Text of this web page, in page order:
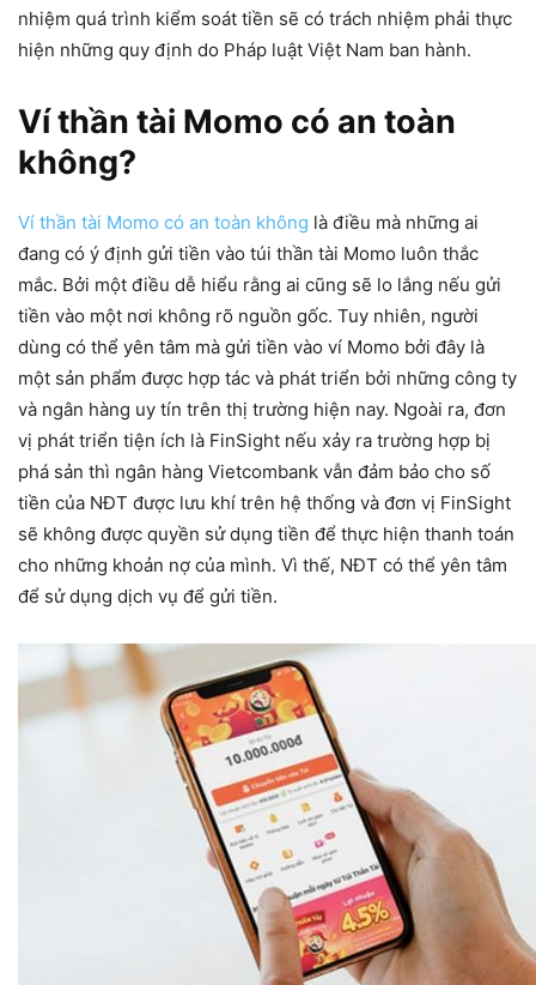
nhiệm quá trình kiểm soát tiền sẽ có trách nhiệm phải thực
hiện những quy định do Pháp luật Việt Nam ban hành.
Ví thần tài Momo có an toàn
không?
Ví thần tài Momo có an toàn không là điều mà những ai
đang có ý định gửi tiền vào túi thần tài Momo luôn thắc
mắc. Bởi một điều dễ hiểu rằng ai cũng sẽ lo lắng nếu gửi
tiền vào một nơi không rõ nguồn gốc. Tuy nhiên, người
dùng có thể yên tâm mà gửi tiền vào ví Momo bởi đây là
một sản phẩm được hợp tác và phát triển bởi những công ty
và ngân hàng uy tín trên thị trường hiện nay. Ngoài ra, đơn
vị phát triển tiện ích là FinSight nếu xảy ra trường hợp bị
phá sản thì ngân hàng Vietcombank vẫn đảm bảo cho số
tiền của NĐT được lưu khí trên hệ thống và đơn vị FinSight
sẽ không được quyền sử dụng tiền để thực hiện thanh toán
cho những khoản nợ của mình. Vì thế, NĐT có thể yên tâm
để sử dụng dịch vụ để gửi tiền.